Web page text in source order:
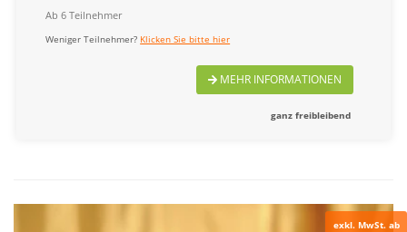
Ab 6 Teilnehmer
Weniger Teilnehmer? Klicken Sie bitte hier
MEHR INFORMATIONEN
ganz freibleibend
exkl. MwSt. ab